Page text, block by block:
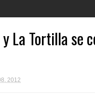
La Tortilla se
2012